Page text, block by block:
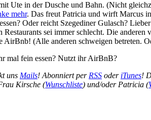
Ute in der Dusche und Bahn. (Nicht
mehr. Das freut Patricia und wirft Marcus
essen? Oder reicht Szegediner Gulasch?
sei immer schlecht. Die anderen
AirBnb! (Alle anderen schweigen betreten.
mal fein essen? Nutzt ihr AirBnB?
uns Mails! Abonniert perRSS oder iTunes!
Kirsche (Wunschliste) und/oder Patricia (